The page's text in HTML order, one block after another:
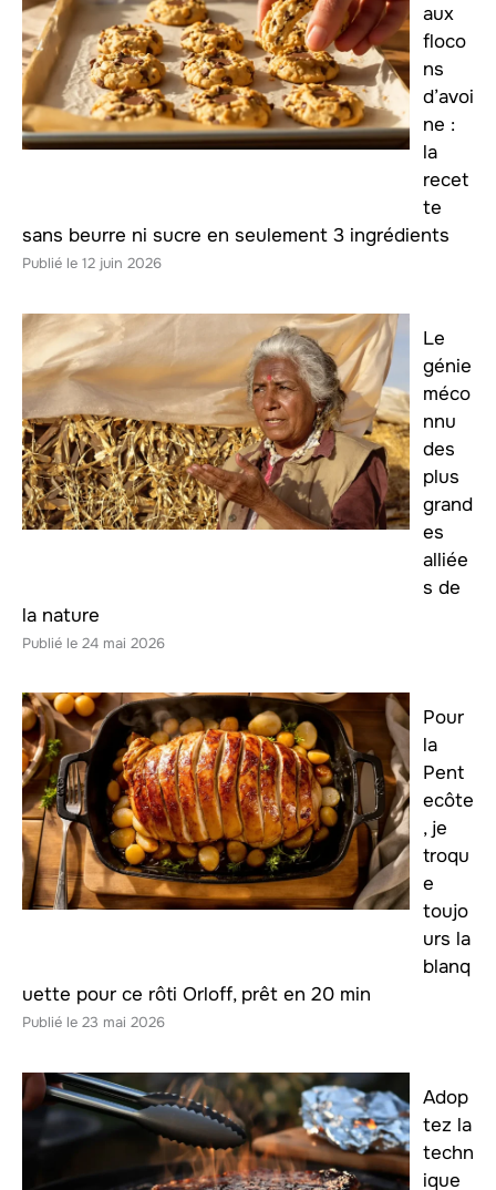
aux
floco
ns
d’avoi
ne :
la
recet
te
sans beurre ni sucre en seulement 3 ingrédients
12 juin 2026
Le
génie
méco
nnu
des
plus
grand
es
alliée
s de
la nature
24 mai 2026
Pour
la
Pent
ecôte
, je
troqu
e
toujo
urs la
blanq
uette pour ce rôti Orloff, prêt en 20 min
23 mai 2026
Adop
tez la
techn
ique